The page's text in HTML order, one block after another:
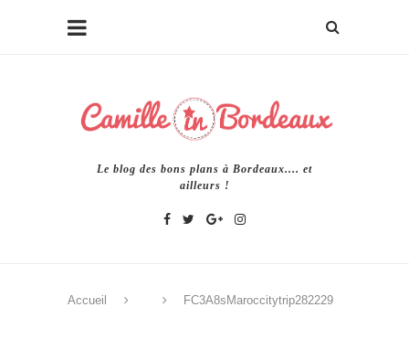
Le blog des bons plans à Bordeaux.... et
ailleurs !
Accueil FC3A8sMaroccitytrip282229